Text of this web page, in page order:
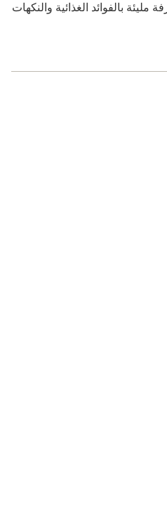
بالفوائد الغذائية والنكهات